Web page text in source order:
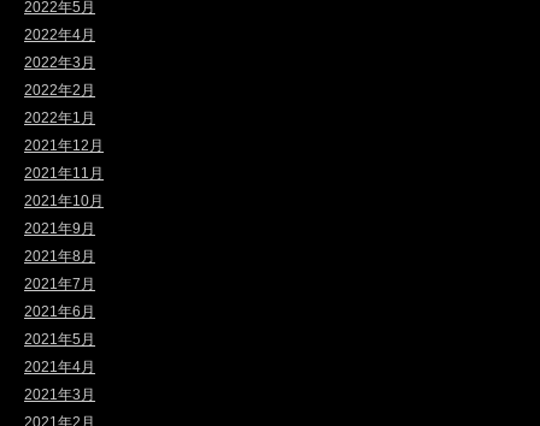
2022年5月
2022年4月
2022年3月
2022年2月
2022年1月
2021年12月
2021年11月
2021年10月
2021年9月
2021年8月
2021年7月
2021年6月
2021年5月
2021年4月
2021年3月